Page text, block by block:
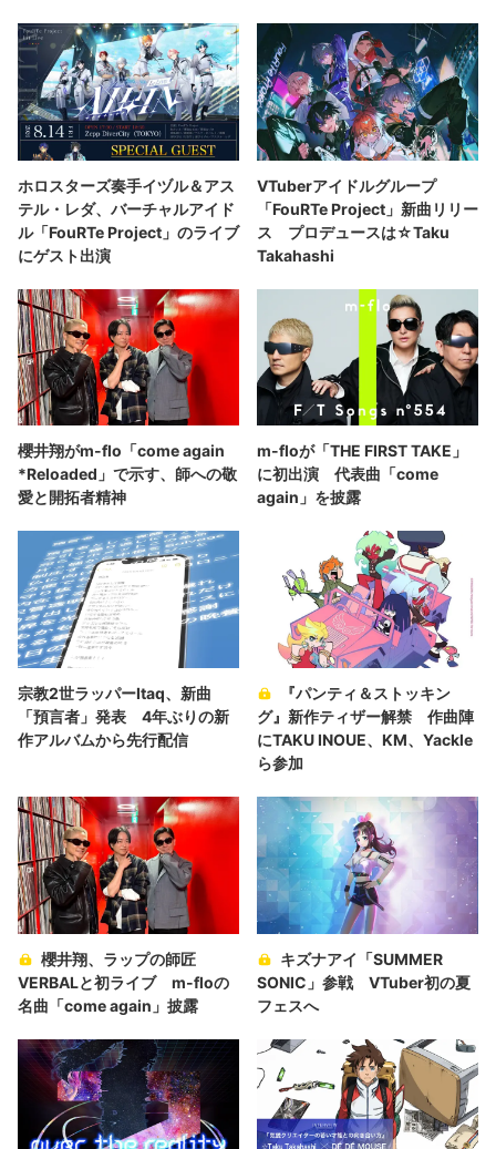
ホロスターズ奏手イヅル＆アス
テル・レダ、バーチャルアイド
ル「FouRTe Project」のライブ
にゲスト出演
VTuberアイドルグループ
「FouRTe Project」新曲リリー
ス プロデュースは☆Taku
Takahashi
櫻井翔がm-flo「come again
*Reloaded」で示す、師への敬
愛と開拓者精神
m-floが「THE FIRST TAKE」
に初出演 代表曲「come
again」を披露
宗教2世ラッパーItaq、新曲
「預言者」発表 4年ぶりの新
作アルバムから先行配信
『パンティ＆ストッキン
グ』新作ティザー解禁 作曲陣
にTAKU INOUE、KM、Yackle
ら参加
櫻井翔、ラップの師匠
VERBALと初ライブ m-floの
名曲「come again」披露
キズナアイ「SUMMER
SONIC」参戦 VTuber初の夏
フェスへ